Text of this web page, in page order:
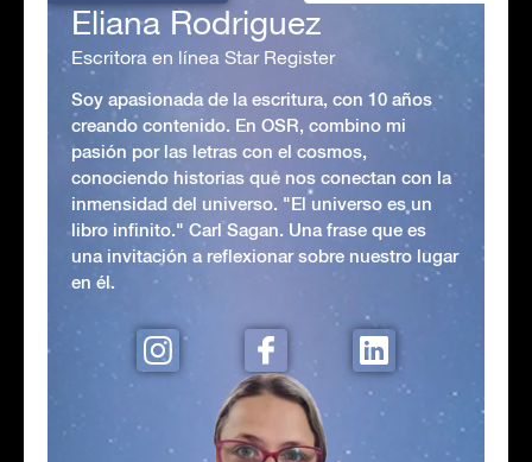
Eliana Rodriguez
Escritora en línea Star Register
Soy apasionada de la escritura, con 10 años
creando contenido. En OSR, combino mi
pasión por las letras con el cosmos,
conociendo historias que nos conectan con la
inmensidad del universo. "El universo es un
libro infinito." Carl Sagan. Una frase que es
una invitación a reflexionar sobre nuestro lugar
en él.